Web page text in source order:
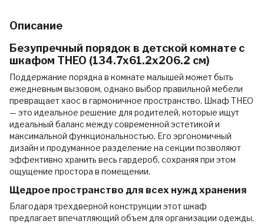
Описание
Безупречный порядок в детской комнате с
шкафом THEO (134.7x61.2x206.2 см)
Поддержание порядка в комнате малышей может быть
ежедневным вызовом, однако выбор правильной мебели
превращает хаос в гармоничное пространство. Шкаф THEO
— это идеальное решение для родителей, которые ищут
идеальный баланс между современной эстетикой и
максимальной функциональностью. Его эргономичный
дизайн и продуманное разделение на секции позволяют
эффективно хранить весь гардероб, сохраняя при этом
ощущение простора в помещении.
Щедрое пространство для всех нужд хранения
Благодаря трехдверной конструкции этот шкаф
предлагает впечатляющий объем для организации одежды,